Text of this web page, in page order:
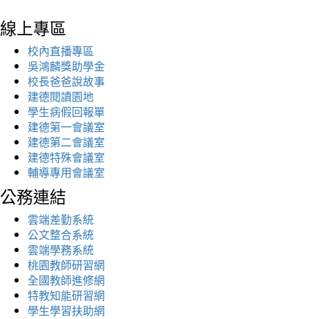
線上專區
校內直播專區
吳鴻麟獎助學金
校長爸爸說故事
建德閱讀園地
學生病假回報單
建德第一會議室
建德第二會議室
建德特殊會議室
輔導專用會議室
公務連結
雲端差勤系統
公文整合系統
雲端學務系統
桃園教師研習網
全國教師進修網
特教知能研習網
學生學習扶助網